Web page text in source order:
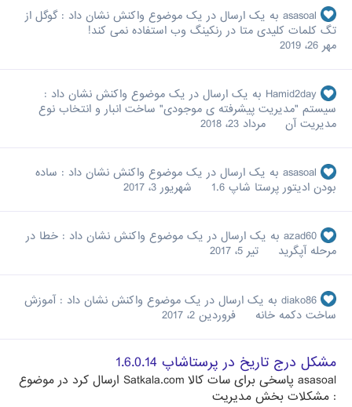
asasoal به یک ارسال در یک موضوع واکنش نشان داد :گوگل از
تگ کلمات کلیدی متا در رنکینگ وب استفاده نمی کند!
مهر 26، 2019
Hamid2day به یک ارسال در یک موضوع واکنش نشان داد :
سیستم "مدیریت پیشرفته ی موجودی" ساخت انبار و انتخاب نوع
مدیریت آن
مرداد 23، 2018
asasoal به یک ارسال در یک موضوع واکنش نشان داد : ساده
بودن ادیتور پرستا شاپ 1.6
شهریور 3، 2017
azad60 به یک ارسال در یک موضوع واکنش نشان داد : خطا در
مرحله آپگرید
تیر 5، 2017
diako86 به یک ارسال در یک موضوع واکنش نشان داد :آموزش
ساخت دکمه خانه
فروردین 2، 2017
مشکل درج تاریخ در پرستاشاپ 1.6.0.14
asasoal پاسخی برای سات کالا Satkala.com
ارسال کرد در موضوع
: مشکلات بخش مدیریت